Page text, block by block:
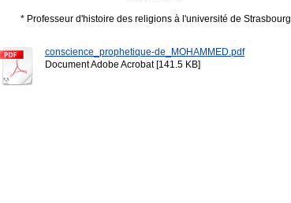
* Professeur d'histoire des religions à l'université de Strasbourg
conscience_prophetique-de_MOHAMMED.pdf
Document Adobe Acrobat [141.5 KB]